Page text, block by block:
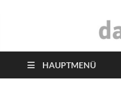
das
HAUPTMENÜ